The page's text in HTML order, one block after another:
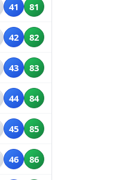
41 81
42 82
43 83
44 84
45 85
46 86